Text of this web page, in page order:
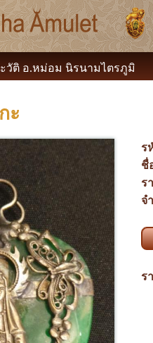
วัติ อ.หม่อม นิรนามไตรภูมิ
ะ
ร
ชื่
ร
จ
ร